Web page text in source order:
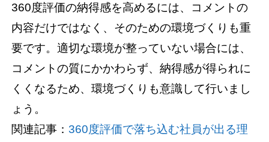
360度評価の納得感を高めるには、コメントの
内容だけではなく、そのための環境づくりも重
要です。適切な環境が整っていない場合には、
コメントの質にかかわらず、納得感が得られに
くくなるため、環境づくりも意識して行いまし
ょう。
関連記事：360度評価で落ち込む社員が出る理